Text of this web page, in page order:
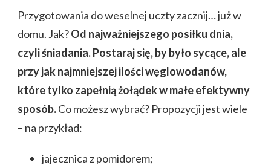
Przygotowania do weselnej uczty zacznij… już w
domu. Jak?Od najważniejszego posiłku dnia,
czyli śniadania. Postaraj się, by było sycące, ale
przy jak najmniejszej ilości węglowodanów,
które tylko zapełnią żołądek w małe efektywny
sposób.Co możesz wybrać? Propozycji jest wiele
– na przykład:
jajecznica z pomidorem;